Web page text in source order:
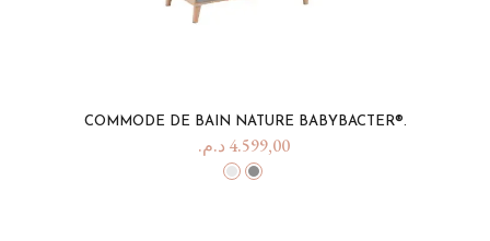
COMMODE DE BAIN NATURE BABYBACTER®.
4.599,00 د.م.